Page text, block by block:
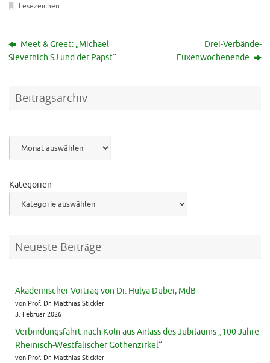
Lesezeichen.
Meet & Greet: „Michael
Sievernich SJ und der Papst“
Drei-Verbände-
Fuxenwochenende
Beitragsarchiv
Kategorien
Neueste Beiträge
Akademischer Vortrag von Dr. Hülya Düber, MdB
von Prof. Dr. Matthias Stickler
3. Februar 2026
Verbindungsfahrt nach Köln aus Anlass des Jubiläums „100 Jahre
Rheinisch-Westfälischer Gothenzirkel“
von Prof. Dr. Matthias Stickler